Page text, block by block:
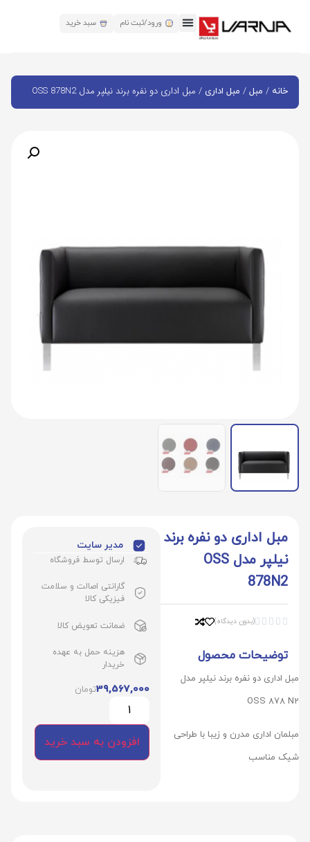
ورود/ثبت نام سبد خرید
خانه / مبل / مبل اداری / مبل اداری دو نفره برند نیلپر مدل OSS 878N2
مبل اداری دو نفره برند
نیلپر مدل OSS
878N2




(بدون دیدگاه)
توضیحات محصول
مبل اداری دو نفره برند نیلپر مدل
OSS 878 N2
مبلمان اداری مدرن و زیبا با طراحی
شیک مناسب
مدیر سایت
ارسال توسط فروشگاه
گارانتی اصالت و سلامت
فیزیکی کالا
ضمانت تعویض کالا
هزینه حمل به عهده
خریدار
39,567,000تومان
افزودن به سبد خرید